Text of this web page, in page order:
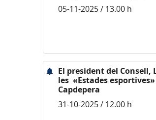
05-11-2025 / 13.00 h
El president del
les «Estades
Capdepera
31-10-2025 / 12.00 h